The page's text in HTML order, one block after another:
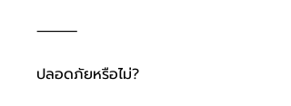
⸻
ปลอดภัยหรือไม่?